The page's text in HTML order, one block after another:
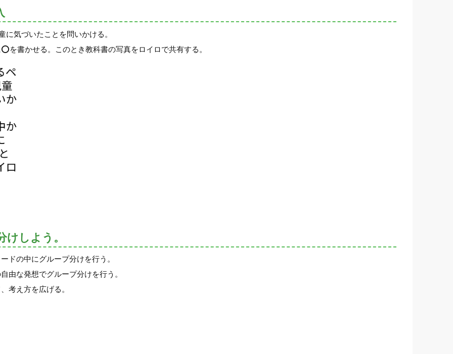
気づいたことを問いかける。
を書かせる。このとき教科書の写真をロイロで共有する。
しよう。
ドの中にグループ分けを行う。
由な発想でグループ分けを行う。
考え方を広げる。